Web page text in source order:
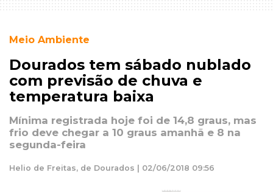
Meio Ambiente
Dourados tem sábado nublado
com previsão de chuva e
temperatura baixa
Mínima registrada hoje foi de 14,8 graus, mas
frio deve chegar a 10 graus amanhã e 8 na
segunda-feira
Helio de Freitas, de Dourados | 02/06/2018 09:56